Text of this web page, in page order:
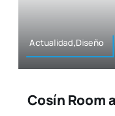
Actualidad,Diseño
Cosín Room